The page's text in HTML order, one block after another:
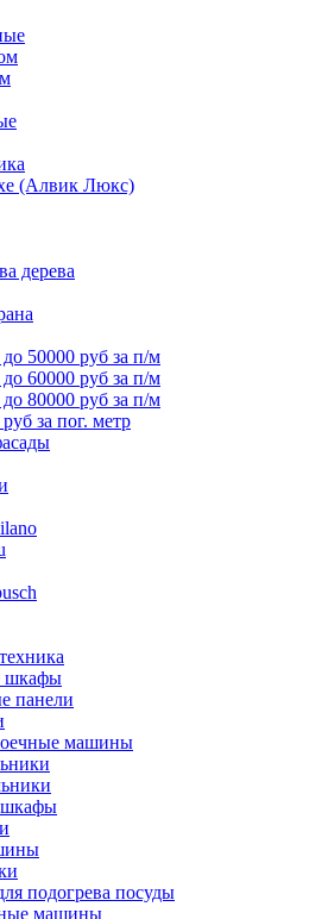
(Алвик Люкс)
дерева
50000 руб за п/м
60000 руб за п/м
80000 руб за п/м
за пог. метр
шкафы
панели
машины
подогрева посуды
машины